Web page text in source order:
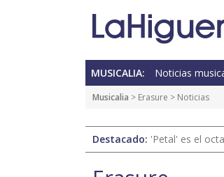
MUSICALIA: Noticias
Musicalia > Erasure > Noticias
Destacado: 'Petal' es el